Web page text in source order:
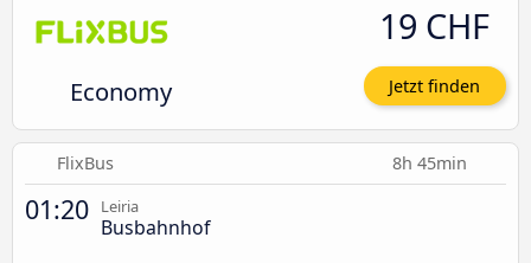
Economy
19 CHF
Jetzt finden
FlixBus 8h 45min
01:20 Leiria
Busbahnhof